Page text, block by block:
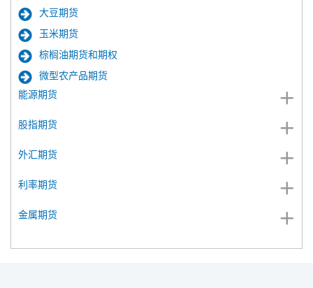
大豆期货
玉米期货
棕榈油期货和期权
微型农产品期货
能源期货
股指期货
外汇期货
利率期货
金属期货